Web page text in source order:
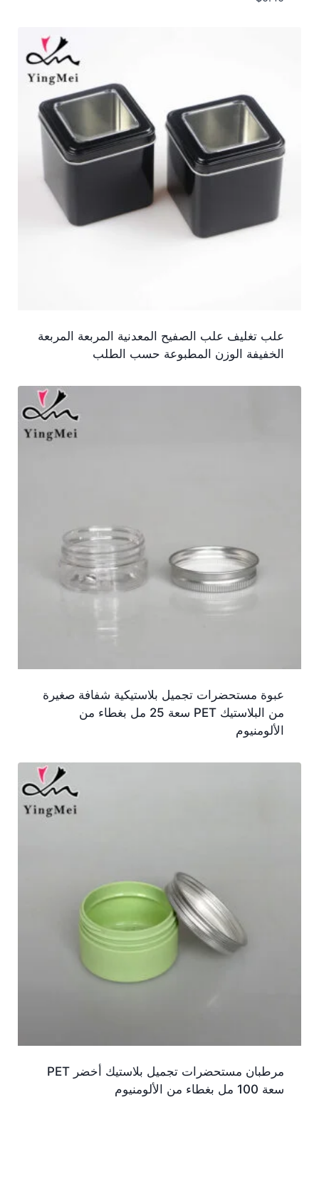
علب تغليف علب الصفيح المعدنية المربعة المربعة
الخفيفة الوزن المطبوعة حسب الطلب
عبوة مستحضرات تجميل بلاستيكية شفافة صغيرة
من البلاستيك PET سعة 25 مل بغطاء من
الألومنيوم
مرطبان مستحضرات تجميل بلاستيك أخضر PET
سعة 100 مل بغطاء من الألومنيوم